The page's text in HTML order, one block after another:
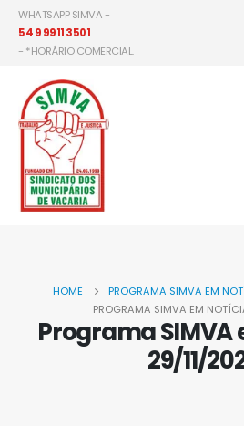
WHATSAPP SIMVA -
54 9 9911 3501
- *HORÁRIO COMERCIAL.
HOME
PROGRAMA SIMVA EM
PROGRAMA SIMVA EM
Programa SIMVA
29/11/